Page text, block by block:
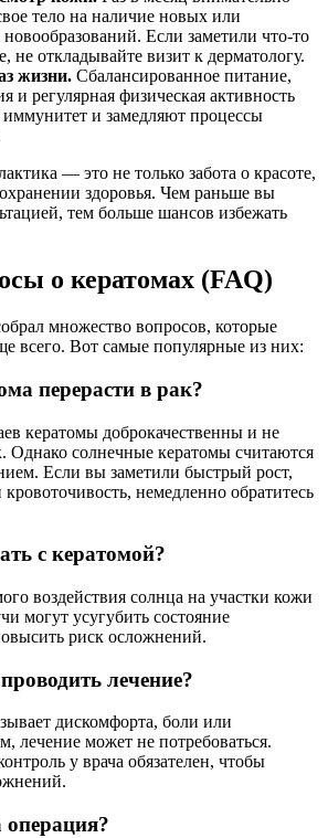
тело на наличие новых или
Если заметили что-то
не откладывайте визит к дерматологу.
жизни. Сбалансированное питание,
и регулярная физическая активность
и замедляют процессы
— это не только забота о красоте,
здоровья. Чем раньше вы
тем больше шансов избежать
о кератомах (FAQ)
множество вопросов, которые
всего. Вот самые популярные из них:
перерасти в рак?
кератомы доброкачественны и не
Однако солнечные кератомы считаются
Если вы заметили быстрый рост,
немедленно обратитесь
с кератомой?
воздействия солнца на участки кожи
могут усугубить состояние
риск осложнений.
лечение?
дискомфорта, боли или
лечение может не потребоваться.
у врача обязателен, чтобы
операция?